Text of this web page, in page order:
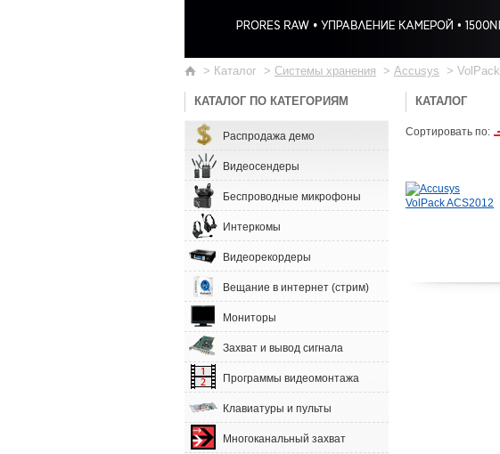
> Каталог > Системы хранения > Accusys > VolPack
КАТАЛОГ ПО КАТЕГОРИЯМ
Распродажа демо
Видеосендеры
Беспроводные микрофоны
Интеркомы
Видеорекордеры
Вещание в интернет (стрим)
Мониторы
Захват и вывод сигнала
Программы видеомонтажа
Клавиатуры и пульты
Многоканальный захват
КАТАЛОГ
Сортировать по: